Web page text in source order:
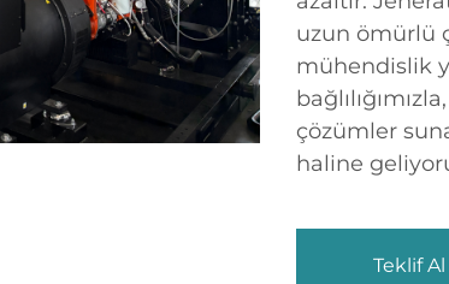
uzun ömürlü
mühendislik
çözümler
haline
Teklif Al